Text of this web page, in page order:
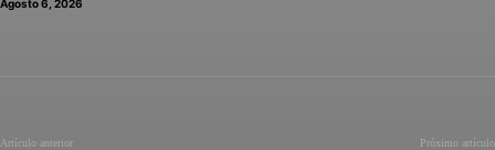
Agosto 6, 2026
Artículo anterior Próximo artículo